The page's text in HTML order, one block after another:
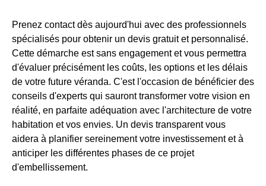
Prenez contact dès aujourd'hui avec des professionnels
spécialisés pour obtenir un devis gratuit et personnalisé.
Cette démarche est sans engagement et vous permettra
d'évaluer précisément les coûts, les options et les délais
de votre future véranda. C'est l'occasion de bénéficier des
conseils d'experts qui sauront transformer votre vision en
réalité, en parfaite adéquation avec l'architecture de votre
habitation et vos envies. Un devis transparent vous
aidera à planifier sereinement votre investissement et à
anticiper les différentes phases de ce projet
d'embellissement.